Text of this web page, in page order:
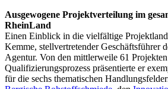
Ausgewogene Projektverteilung im
RheinLand
Einen Einblick in die vielfältige
Kemme, stellvertretender
Agentur. Von den mittlerweile 61
Qualifizierungsprozess präsentierte er
für die sechs thematischen